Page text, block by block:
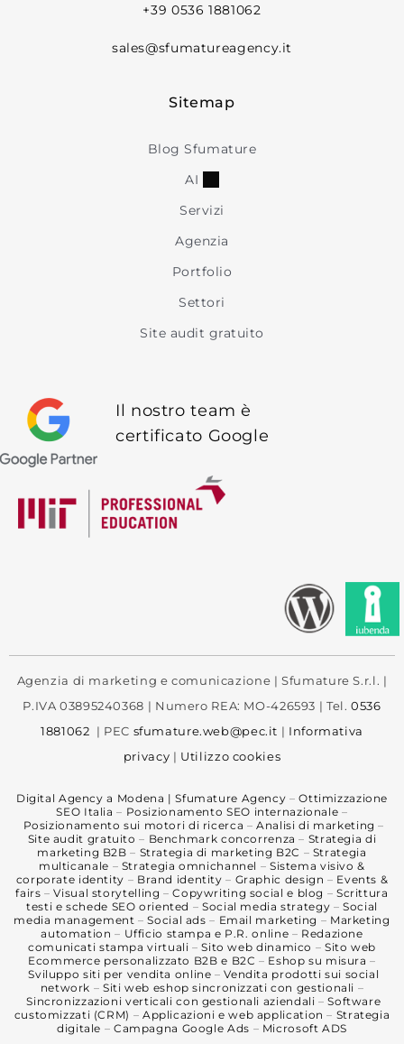
+39 0536 1881062
sales@sfumatureagency.it
Sitemap
Blog Sfumature
AI
Servizi
Agenzia
Portfolio
Settori
Site audit gratuito
Il nostro team è
certificato Google
Agenzia di marketing e comunicazione | Sfumature S.r.l. |
P.IVA 03895240368 | Numero REA: MO-426593 | Tel.0536
1881062 | PEC sfumature.web@pec.it | Informativa
privacy | Utilizzo cookies
Digital Agency a Modena | Sfumature Agency –Ottimizzazione
SEO Italia – Posizionamento SEO internazionale –
Posizionamento sui motori di ricerca –Analisi di marketing –
Site audit gratuito – Benchmark concorrenza – Strategia di
marketing B2B – Strategia di marketing B2C – Strategia
multicanale – Strategia omnichannel – Sistema visivo &
corporate identity – Brand identity – Graphic design – Events &
fairs –Visual storytelling –Copywriting social e blog – Scrittura
testi e schede SEO oriented – Social media strategy –Social
media management –Social ads – Email marketing – Marketing
automation – Ufficio stampa e P.R. online – Redazione
comunicati stampa virtuali –Sito web dinamico – Sito web
Ecommerce personalizzato B2B e B2C – Eshop su misura –
Sviluppo siti per vendita online –Vendita prodotti sui social
network – Siti web eshop sincronizzati con gestionali –
Sincronizzazioni verticali con gestionali aziendali –Software
customizzati (CRM) – Applicazioni e web application – Strategia
digitale – Campagna Google Ads – Microsoft ADS